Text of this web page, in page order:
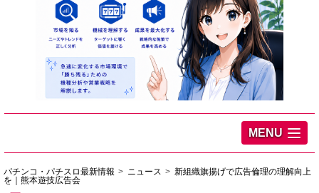
MENU
パチンコ・パチスロ最新情報 ニュース
新組織旗揚げで広告倫理の理解向上
を｜熊本遊技広告会